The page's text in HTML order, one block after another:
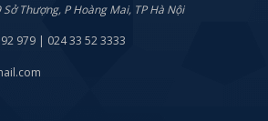
Thượng, P Hoàng Mai, TP Hà Nội
979 | 024 33 52 3333